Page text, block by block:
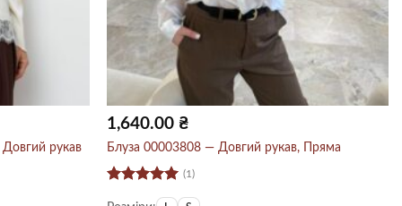
рукав
1,640.00 ₴
Блуза 00003808 — Довгий рукав, Пряма
Оцінено в
(1)